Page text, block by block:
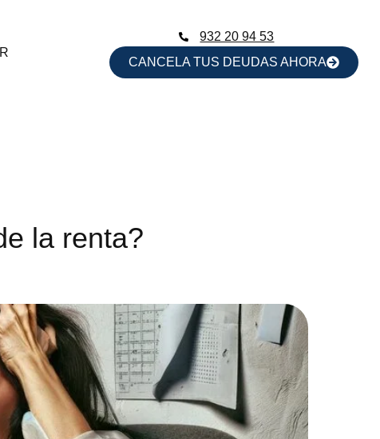
932 20 94 53
CANCELA TUS DEUDAS AHORA
la renta?